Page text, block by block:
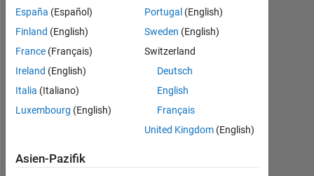
Follow
Nachricht
A
matlab
user.
Happy
friends
España (Español)
Finland (English)
France (Français)
Ireland (English)
Italia (Italiano)
Luxembourg (English)
Portugal (English)
Sweden (English)
Switzerland
Deutsch
English
Français
United Kingdom (English)
Asien-Pazifik